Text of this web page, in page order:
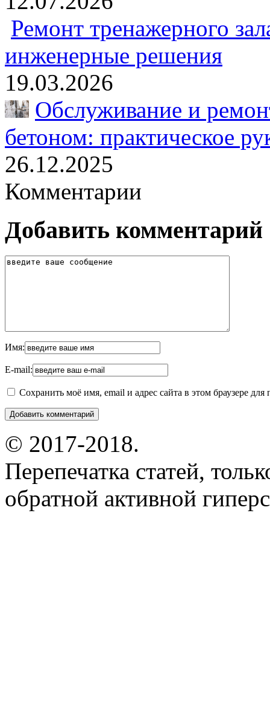
Ремонт тренажерного
инженерные решения
19.03.2026
Обслуживание и
бетоном: практическое
26.12.2025
Комментарии
Добавить комментарий
Имя:
E-mail:
Сохранить моё имя, email и адрес сайта в этом браузере
© 2017-2018.
Перепечатка статей,
обратной активной